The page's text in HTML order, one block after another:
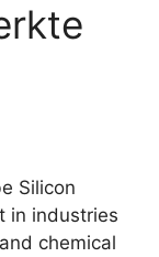
Silicon
in industries
chemical